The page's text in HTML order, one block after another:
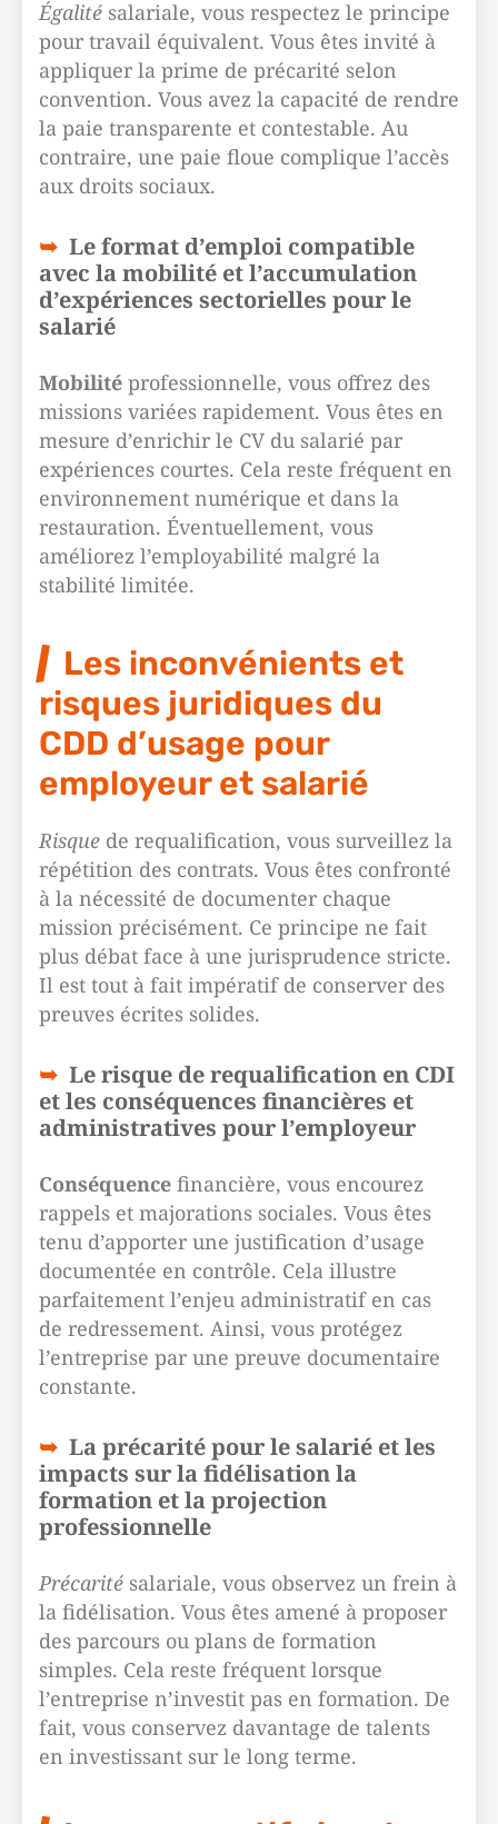
Égalité salariale, vous respectez le principe
pour travail équivalent. Vous êtes invité à
appliquer la prime de précarité selon
convention. Vous avez la capacité de rendre
la paie transparente et contestable. Au
contraire, une paie floue complique l’accès
aux droits sociaux.
Le format d’emploi compatible
avec la mobilité et l’accumulation
d’expériences sectorielles pour le
salarié
Mobilité professionnelle, vous offrez des
missions variées rapidement. Vous êtes en
mesure d’enrichir le CV du salarié par
expériences courtes. Cela reste fréquent en
environnement numérique et dans la
restauration. Éventuellement, vous
améliorez l’employabilité malgré la
stabilité limitée.
Les inconvénients et
risques juridiques du
CDD d’usage pour
employeur et salarié
Risque de requalification, vous surveillez la
répétition des contrats. Vous êtes confronté
à la nécessité de documenter chaque
mission précisément. Ce principe ne fait
plus débat face à une jurisprudence stricte.
Il est tout à fait impératif de conserver des
preuves écrites solides.
Le risque de requalification en CDI
et les conséquences financières et
administratives pour l’employeur
Conséquence financière, vous encourez
rappels et majorations sociales. Vous êtes
tenu d’apporter une justification d’usage
documentée en contrôle. Cela illustre
parfaitement l’enjeu administratif en cas
de redressement. Ainsi, vous protégez
l’entreprise par une preuve documentaire
constante.
La précarité pour le salarié et les
impacts sur la fidélisation la
formation et la projection
professionnelle
Précarité salariale, vous observez un frein à
la fidélisation. Vous êtes amené à proposer
des parcours ou plans de formation
simples. Cela reste fréquent lorsque
l’entreprise n’investit pas en formation. De
fait, vous conservez davantage de talents
en investissant sur le long terme.